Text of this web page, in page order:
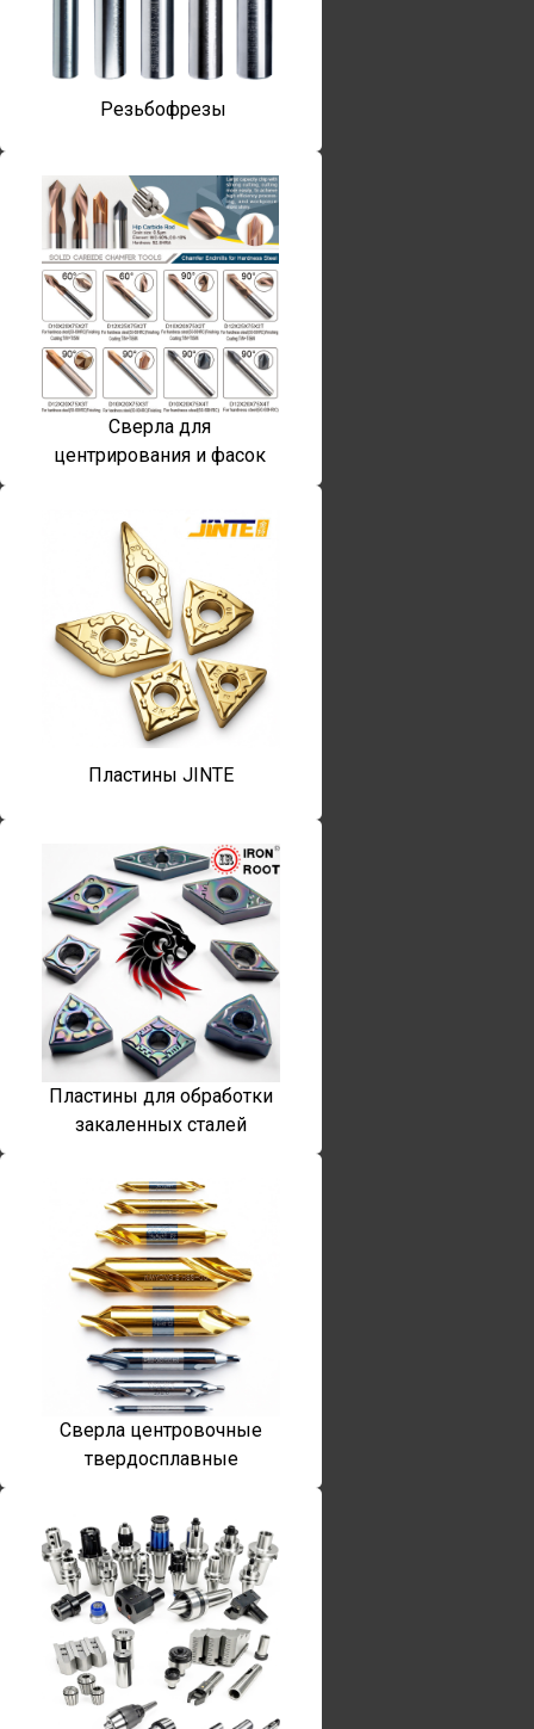
Резьбофрезы
Сверла для
центрирования и фасок
Пластины JINTE
Пластины для обработки
закаленных сталей
Сверла центровочные
твердосплавные